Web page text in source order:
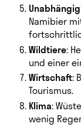
Namibier
Wildtiere:
und einer
Wirtschaft:
Tourismus.
Klima:
wenig